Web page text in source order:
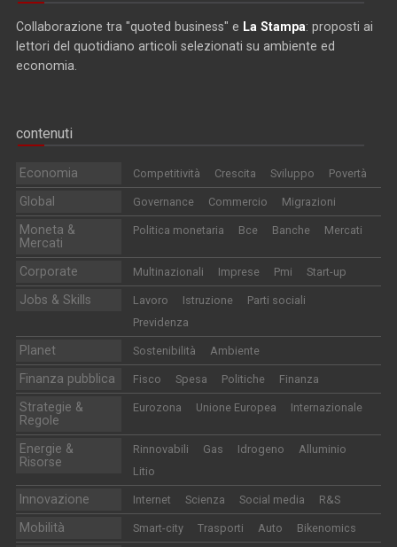
Collaborazione tra "quoted business" e La Stampa: proposti ai
lettori del quotidiano articoli selezionati su ambiente ed
economia.
contenuti
Economia Competitività Crescita Sviluppo Povertà
Global Governance Commercio Migrazioni
Moneta &
Mercati
Politica monetaria Bce Banche Mercati
Corporate Multinazionali Imprese Pmi Start-up
Jobs & Skills Lavoro Istruzione
Parti sociali
Previdenza
Planet Sostenibilità Ambiente
Finanza pubblica Fisco Spesa Politiche Finanza
Strategie &
Regole
Eurozona Unione Europea Internazionale
Energie &
Risorse
Rinnovabili Gas Idrogeno
Alluminio
Litio
Innovazione Internet Scienza Social media R&S
Mobilità Smart-city Trasporti Auto Bikenomics